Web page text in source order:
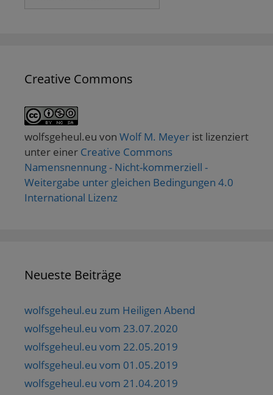
Creative Commons
wolfsgeheul.eu von Wolf M. Meyer ist lizenziert
unter einer Creative Commons
Namensnennung - Nicht-kommerziell -
Weitergabe unter gleichen Bedingungen 4.0
International Lizenz
Neueste Beiträge
wolfsgeheul.eu zum Heiligen Abend
wolfsgeheul.eu vom 23.07.2020
wolfsgeheul.eu vom 22.05.2019
wolfsgeheul.eu vom 01.05.2019
wolfsgeheul.eu vom 21.04.2019